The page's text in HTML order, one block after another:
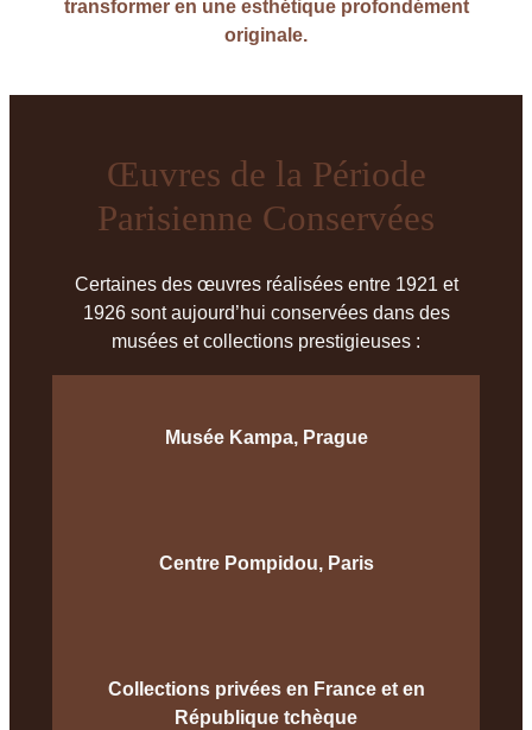
transformer en une esthétique profondément
originale.
Œuvres de la Période
Parisienne Conservées
Certaines des œuvres réalisées entre 1921 et
1926 sont aujourd’hui conservées dans des
musées et collections prestigieuses :
Musée Kampa, Prague
Centre Pompidou, Paris
Collections privées en France et en
République tchèque